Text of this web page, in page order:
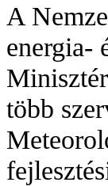
A
energia-
több